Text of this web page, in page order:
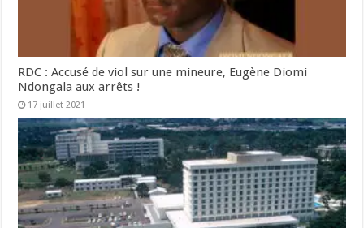
RDC : Accusé de viol sur une mineure, Eugène Diomi
Ndongala aux arrêts !
17 juillet 2021